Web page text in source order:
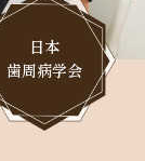
日本
歯周病学会